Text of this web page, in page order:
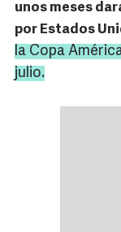
unos meses
por Estados
la Copa
julio.